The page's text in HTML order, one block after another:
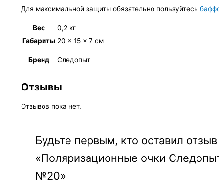
Для максимальной защиты обязательно пользуйтесь
Вес
0,2 кг
Габариты 20 × 15 × 7 см
Бренд Следопыт
Отзывы
Отзывов пока нет.
Будьте первым, кто оставил
«Поляризационные очки
№20»